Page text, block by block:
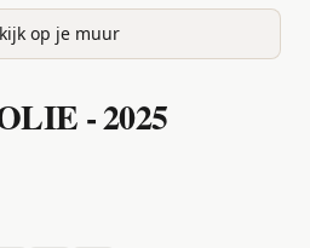
op je muur
- 2025